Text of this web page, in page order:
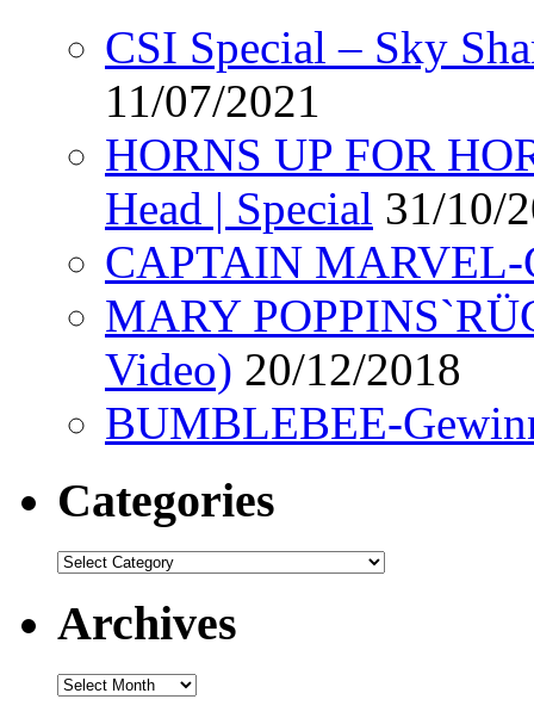
CSI Special – Sky
11/07/2021
HORNS UP FOR
Head | Special 31/10/
CAPTAIN MARVEL-
MARY
Video) 20/12/2018
BUMBLEBEE-
Categories
Categories
Archives
Archives